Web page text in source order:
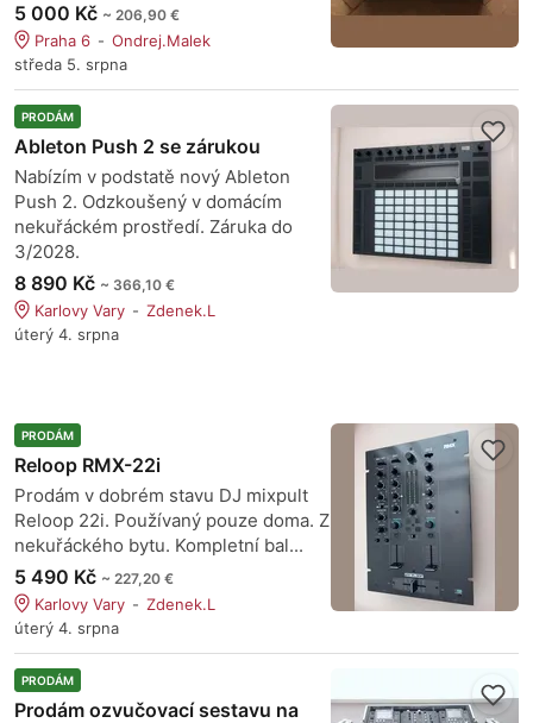
5 000 Kč ~ 206,90 €
Praha 6
Ondrej.Malek
středa 5. srpna
PRODÁM
Ableton Push 2 se zárukou
Nabízím v podstatě nový Ableton
Push 2. Odzkoušený v domácím
nekuřáckém prostředí. Záruka do
3/2028.
8 890 Kč ~ 366,10 €
Karlovy Vary
Zdenek.L
úterý 4. srpna
PRODÁM
Reloop RMX-22i
Prodám v dobrém stavu DJ mixpult
Reloop 22i. Používaný pouze doma. Z
nekuřáckého bytu. Kompletní bal...
5 490 Kč ~ 227,20 €
Karlovy Vary
Zdenek.L
úterý 4. srpna
PRODÁM
Prodám ozvučovací sestavu na